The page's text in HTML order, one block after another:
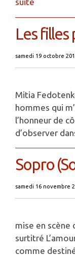
Les filles
samedi 19 octobre
Mitia
hommes qui
l’honneur de
d’observer
Sopro
samedi 16 novembre
mise en scène
surtitré
comme